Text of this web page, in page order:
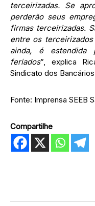
terceirizadas. Se
perderão seus
firmas terceirizadas.
entre os
ainda, é estendida
feriados”, explica
Sindicato dos
Fonte: Imprensa SEEB
Compartilhe